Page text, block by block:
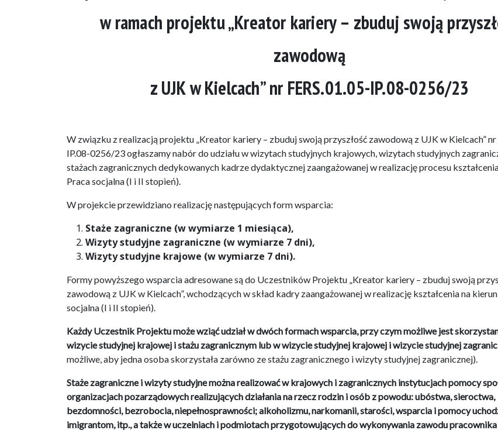
w ramach projektu „Kreator kariery – zbuduj swoją
zawodową
z UJK w Kielcach” nr FERS.01.05-IP.08-0256/23
W związku z realizacją projektu „Kreator kariery – zbuduj swoją przyszłość zawodową z UJK w Kielcach” nr
IP.08-0256/23 ogłaszamy nabór do udziału w wizytach studyjnych krajowych, wizytach studyjnych
stażach zagranicznych dedykowanych kadrze dydaktycznej zaangażowanej w realizację procesu
Praca socjalna (I i II stopień).
W projekcie przewidziano realizację następujących form wsparcia:
Staże zagraniczne (w wymiarze 1 miesiąca),
Wizyty studyjne zagraniczne (w wymiarze 7 dni),
Wizyty studyjne krajowe (w wymiarze 7 dni).
Formy powyższego wsparcia adresowane są do Uczestników Projektu „Kreator kariery – zbuduj swoją
zawodową z UJK w Kielcach”, wchodzących w skład kadry zaangażowanej w realizację kształcenia na
socjalna (I i II stopień).
Każdy Uczestnik Projektu może wziąć udział w dwóch formach wsparcia, przy czym możliwe jest
wizycie studyjnej krajowej i stażu zagranicznym lub w wizycie studyjnej krajowej i wizycie studyjnej
możliwe, aby jedna osoba skorzystała zarówno ze stażu zagranicznego i wizyty studyjnej zagranicznej).
Staże zagraniczne i wizyty studyjne można realizować w krajowych i zagranicznych instytucjach pomocy
organizacjach pozarządowych realizujących działania na rzecz rodzin i osób z powodu: ubóstwa, sieroctwa,
bezdomności, bezrobocia, niepełnosprawności; alkoholizmu, narkomanii, starości, wsparcia i pomocy
imigrantom, itp., a także w uczelniach i podmiotach przygotowujących do wykonywania zawodu